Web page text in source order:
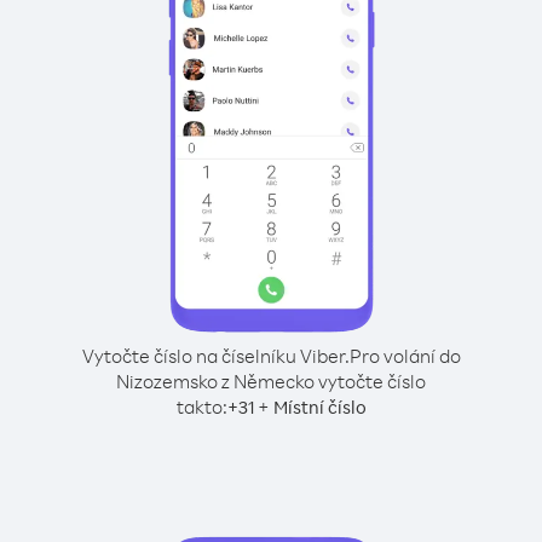
Vytočte číslo na číselníku Viber.Pro volání do
Nizozemsko z Německo vytočte číslo
takto:+31+ Místní číslo